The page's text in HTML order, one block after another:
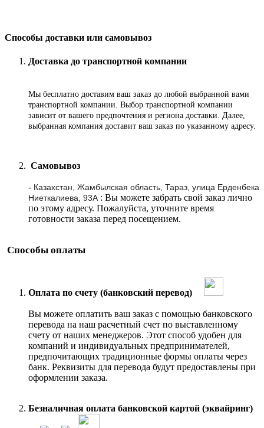
Способы доставки или самовывоз
Доставка до транспортной компании
Мы бесплатно доставим ваш заказ до любой выбранной вами
транспортной компании. Выбор транспортной компании
зависит от вашего предпочтения и региона доставки. Далее,
выбранная компания доставит ваш заказ по указанному адресу.
Самовывоз
- Казахстан, Жамбылская область, Тараз, улица Ерденбека
Ниеткалиева, 93А : Вы можете забрать свой заказ лично
по этому адресу. Пожалуйста, уточните время
готовности заказа перед посещением.
Способы оплаты
Оплата по счету (банковский перевод)
Вы можете оплатить ваш заказ с помощью банковского
перевода на наш расчетный счет по выставленному
счету от наших менеджеров. Этот способ удобен для
компаний и индивидуальных предпринимателей,
предпочитающих традиционные формы оплаты через
банк. Реквизиты для перевода будут предоставлены при
оформлении заказа.
Безналичная оплата банковской картой (эквайринг)